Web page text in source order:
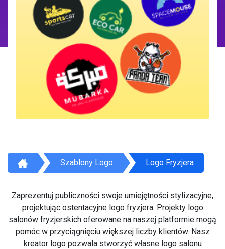
Szablony Logo Logo Fryzjera
Zaprezentuj publiczności swoje umiejętności stylizacyjne,
projektując ostentacyjne logo fryzjera. Projekty logo
salonów fryzjerskich oferowane na naszej platformie mogą
pomóc w przyciągnięciu większej liczby klientów. Nasz
kreator logo pozwala stworzyć własne logo salonu